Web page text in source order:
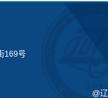
169号
@